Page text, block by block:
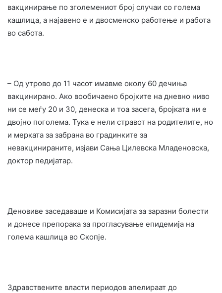
вакцинирање по зголемениот број случаи со голема
кашлица, а најавено е и двосменско работење и работа
во сабота.
– Од утрово до 11 часот имавме околу 60 дечиња
вакцинирано. Ако вообичаено бројките на дневно ниво
ни се меѓу 20 и 30, денеска и тоа засега, бројката ни е
двојно поголема. Тука е нели стравот на родителите, но
и мерката за забрана во градинките за
невакцинираните, изјави Сања Цилевска Младеновска,
доктор педијатар.
Деновиве заседаваше и Комисијата за заразни болести
и донесе препорака за прогласување епидемија на
голема кашлица во Скопје.
Здравствените власти периодов апелираат до